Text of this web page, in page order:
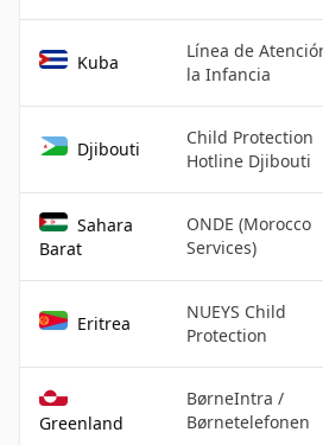
Kuba
Línea de
la Infancia
Djibouti
Child Protection
Hotline Djibouti
Sahara
Barat
ONDE (Morocco
Services)
Eritrea
NUEYS Child
Protection
Greenland
BørneIntra /
Børnetelefonen